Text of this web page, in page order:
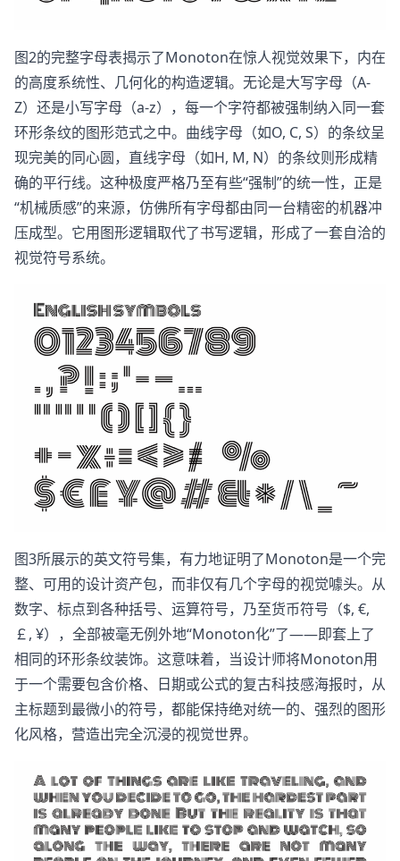
图2的完整字母表揭示了Monoton在惊人视觉效果下，内在
的高度系统性、几何化的构造逻辑。无论是大写字母（A-
Z）还是小写字母（a-z），每一个字符都被强制纳入同一套
环形条纹的图形范式之中。曲线字母（如O, C, S）的条纹呈
现完美的同心圆，直线字母（如H, M, N）的条纹则形成精
确的平行线。这种极度严格乃至有些“强制”的统一性，正是
“机械质感”的来源，仿佛所有字母都由同一台精密的机器冲
压成型。它用图形逻辑取代了书写逻辑，形成了一套自洽的
视觉符号系统。
图3所展示的英文符号集，有力地证明了Monoton是一个完
整、可用的设计资产包，而非仅有几个字母的视觉噱头。从
数字、标点到各种括号、运算符号，乃至货币符号（$, €,
￡, ¥），全部被毫无例外地“Monoton化”了——即套上了
相同的环形条纹装饰。这意味着，当设计师将Monoton用
于一个需要包含价格、日期或公式的复古科技感海报时，从
主标题到最微小的符号，都能保持绝对统一的、强烈的图形
化风格，营造出完全沉浸的视觉世界。